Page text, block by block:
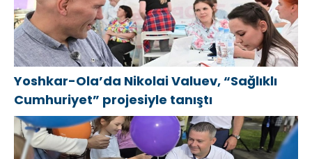
Yoshkar-Ola’da Nikolai Valuev, “Sağlıklı
Cumhuriyet” projesiyle tanıştı